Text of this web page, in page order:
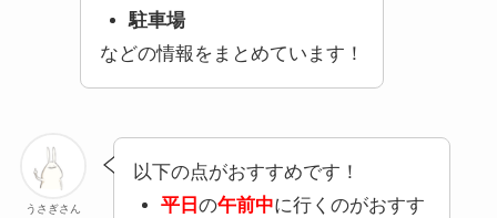
駐車場
などの情報をまとめています！
うさぎさん
以下の点がおすすめです！
平日の午前中に行くのがおすす